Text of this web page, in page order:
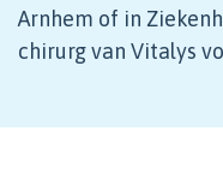
Arnhem of in
chirurg van Vitalys